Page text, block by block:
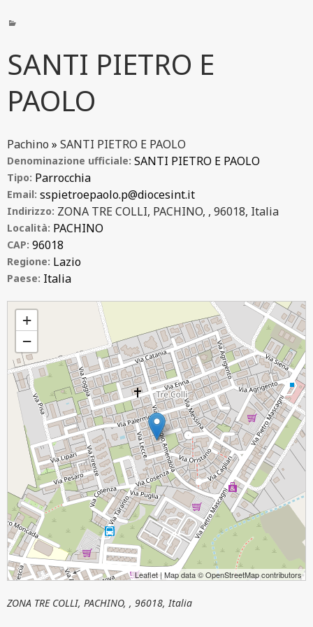
SANTI PIETRO E
PAOLO
Pachino » SANTI PIETRO E PAOLO
Denominazione ufficiale: SANTI PIETRO E PAOLO
Tipo: Parrocchia
Email: sspietroepaolo.p@diocesint.it
Indirizzo: ZONA TRE COLLI, PACHINO, , 96018, Italia
Località: PACHINO
CAP: 96018
Regione: Lazio
Paese: Italia
SANTI PIETRO E PAOLO
+
−
Leaflet| Map data ©OpenStreetMapcontributors
ZONA TRE COLLI, PACHINO, , 96018, Italia